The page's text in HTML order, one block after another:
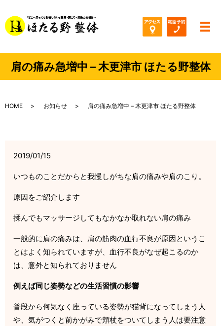
メ
肩の痛み急増中 – 木更津市 ほたる野整体
HOME お知らせ 肩の痛み急増中 – 木更津市 ほたる野整体
2019/01/15
いつものことだからと我慢しがちな肩の痛みや肩のこり。
原因をご紹介します
揉んでもマッサージしてもなかなか取れない肩の痛み
一般的に肩の痛みは、肩の筋肉の血行不良が原因というこ
とはよく知られていますが、血行不良がなぜ起こるのか
は、意外と知られておりません
例えば同じ姿勢などの生活習慣の影響
普段から何気なく座っている姿勢が猫背になってしまう人
や、気がつくと前かがみで頬杖をついてしまう人は要注意